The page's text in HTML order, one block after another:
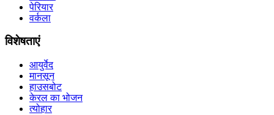
पेरियार
वर्कला
विशेषताएं
आयुर्वेद
मानसून
हाउसबोट
केरल का भोजन
त्योहार